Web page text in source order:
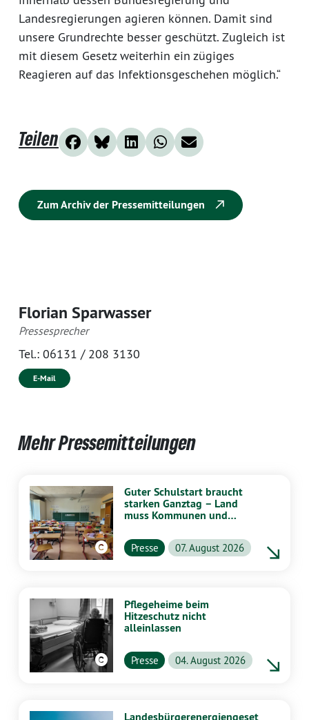
Landesregierungen agieren können. Damit sind
unsere Grundrechte besser geschützt. Zugleich ist
mit diesem Gesetz weiterhin ein zügiges
Reagieren auf das Infektionsgeschehen möglich.“
Teilen
Zum Archiv der Pressemitteilungen
Florian Sparwasser
Pressesprecher
Tel.: 06131 / 208 3130
E-Mail
Mehr Pressemitteilungen
Guter Schulstart braucht
starken Ganztag – Land
muss Kommunen und
unterstützen
Presse 07. August 2026
Pflegeheime beim
Hitzeschutz nicht
alleinlassen
Presse 04. August 2026